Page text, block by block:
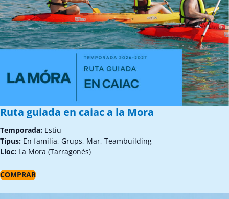
Ruta guiada en caiac a la Mora
Temporada: Estiu
Tipus: En família, Grups, Mar, Teambuilding
Lloc: La Mora (Tarragonès)
COMPRAR